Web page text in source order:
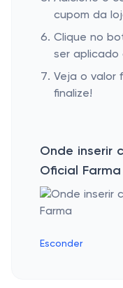
cupom da
Clique no
ser aplicado
Veja o valor
finalize!
Onde inserir
Oficial Farma
Esconder